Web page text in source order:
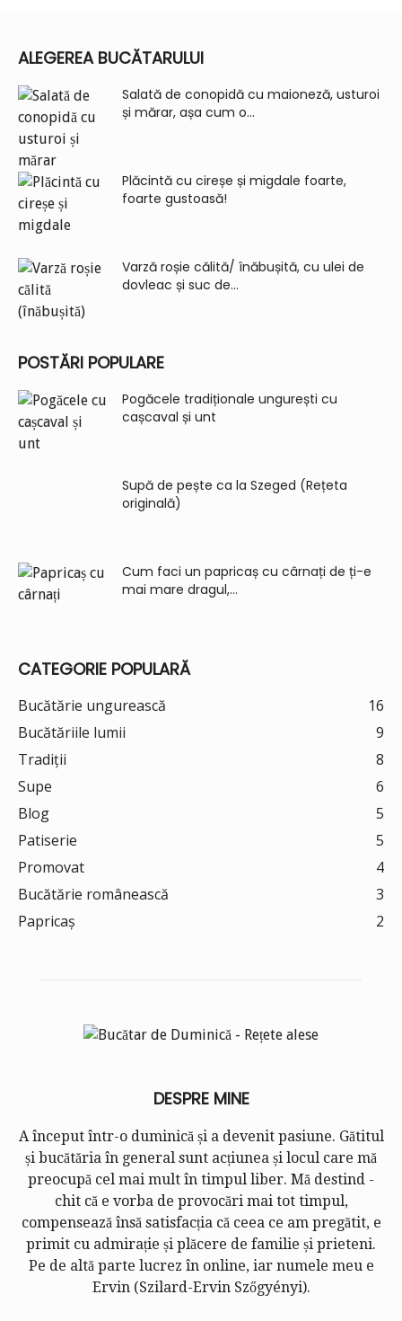
ALEGEREA BUCĂTARULUI
Salată de conopidă cu maioneză, usturoi
și mărar, așa cum o...
Plăcintă cu cireșe și migdale foarte,
foarte gustoasă!
Varză roșie călită/ înăbușită, cu ulei de
dovleac și suc de...
POSTĂRI POPULARE
Pogăcele tradiționale ungurești cu
cașcaval și unt
Supă de pește ca la Szeged (Rețeta
originală)
Cum faci un papricaș cu cârnați de ți-e
mai mare dragul,...
CATEGORIE POPULARĂ
Bucătărie ungurească
16
Bucătăriile lumii
9
Tradiții
8
Supe
6
Blog
5
Patiserie
5
Promovat
4
Bucătărie românească
3
Papricaș
2
DESPRE MINE
A început într-o duminică și a devenit pasiune. Gătitul
și bucătăria în general sunt acțiunea și locul care mă
preocupă cel mai mult în timpul liber. Mă destind -
chit că e vorba de provocări mai tot timpul,
compensează însă satisfacția că ceea ce am pregătit, e
primit cu admirație și plăcere de familie și prieteni.
Pe de altă parte lucrez în online, iar numele meu e
Ervin (Szilard-Ervin Szőgyényi).